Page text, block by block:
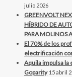
julio 2026
GREENVOLT
HÍBRIDO DE
PARA MOLINOS
El 70% de los
electrificación
Aquila impulsa la
Goparity 15 abril